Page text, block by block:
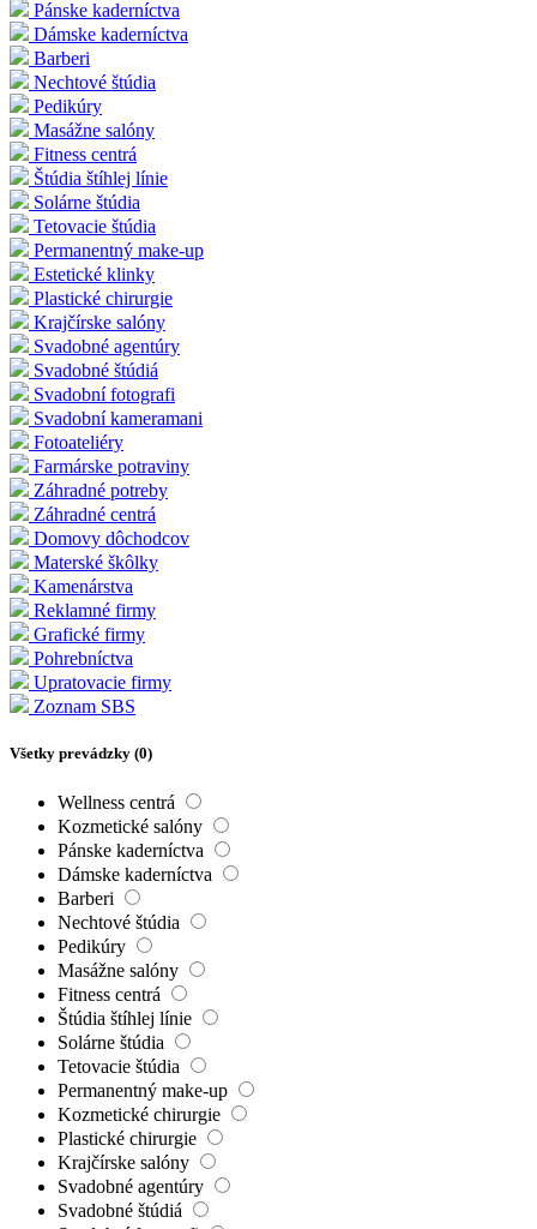
Pánske kaderníctva
Dámske kaderníctva
Barberi
Nechtové štúdia
Pedikúry
Masážne salóny
Fitness centrá
Štúdia štíhlej línie
Solárne štúdia
Tetovacie štúdia
Permanentný make-up
Estetické klinky
Plastické chirurgie
Krajčírske salóny
Svadobné agentúry
Svadobné štúdiá
Svadobní fotografi
Svadobní kameramani
Fotoateliéry
Farmárske potraviny
Záhradné potreby
Záhradné centrá
Domovy dôchodcov
Materské škôlky
Kamenárstva
Reklamné firmy
Grafické firmy
Pohrebníctva
Upratovacie firmy
Zoznam SBS
Všetky prevádzky (0)
Wellness centrá
Kozmetické salóny
Pánske kaderníctva
Dámske kaderníctva
Barberi
Nechtové štúdia
Pedikúry
Masážne salóny
Fitness centrá
Štúdia štíhlej línie
Solárne štúdia
Tetovacie štúdia
Permanentný make-up
Kozmetické chirurgie
Plastické chirurgie
Krajčírske salóny
Svadobné agentúry
Svadobné štúdiá